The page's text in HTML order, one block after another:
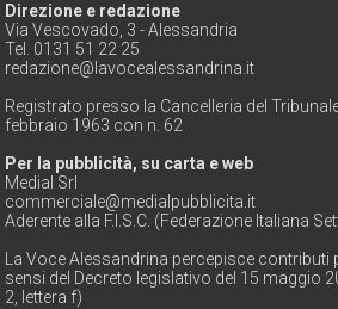
Direzione e redazione
Via Vescovado, 3 - Alessandria
Tel. 0131 51 22 25
redazione@lavocealessandrina.it
Registrato presso la Cancelleria del
febbraio 1963 con n. 62
Per la pubblicità, su carta e web
Medial Srl
commerciale@medialpubblicita.it
Aderente alla F.I.S.C. (Federazione Italiana
La Voce Alessandrina percepisce contributi
sensi del Decreto legislativo del 15 maggio
2, lettera f)